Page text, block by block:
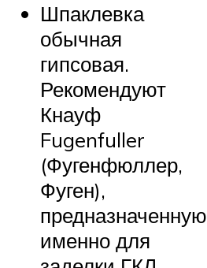
Шпаклевка
обычная
гипсовая.
Рекомендуют
Кнауф
Fugenfuller
(Фугенфюллер,
Фуген),
предназначенную
именно для